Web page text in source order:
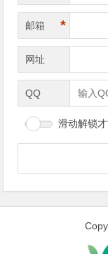
邮箱 *
网址
QQ
滑动解锁